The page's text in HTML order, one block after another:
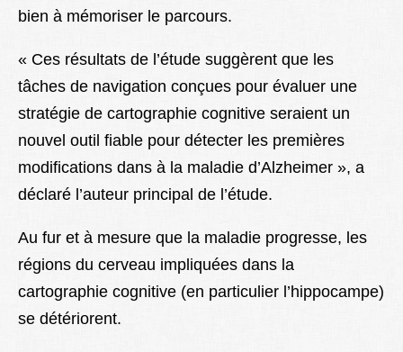
bien à mémoriser le parcours.
« Ces résultats de l’étude suggèrent que les
tâches de navigation conçues pour évaluer une
stratégie de cartographie cognitive seraient un
nouvel outil fiable pour détecter les premières
modifications dans à la maladie d’Alzheimer », a
déclaré l’auteur principal de l’étude.
Au fur et à mesure que la maladie progresse, les
régions du cerveau impliquées dans la
cartographie cognitive (en particulier l’hippocampe)
se détériorent.